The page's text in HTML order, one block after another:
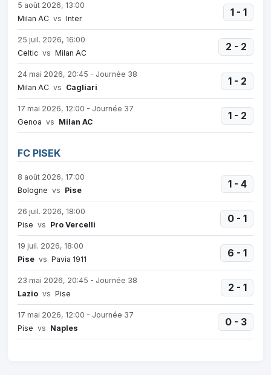
5 août 2026, 13:00
Milan AC vs Inter
1 - 1
25 juil. 2026, 16:00
Celtic vs Milan AC
2 - 2
24 mai 2026, 20:45 - Journée 38
Milan AC vs Cagliari
1 - 2
17 mai 2026, 12:00 - Journée 37
Genoa vs Milan AC
1 - 2
FC PISEK
8 août 2026, 17:00
Bologne vs Pise
1 - 4
26 juil. 2026, 18:00
Pise vs Pro Vercelli
0 - 1
19 juil. 2026, 18:00
Pise vs Pavia 1911
6 - 1
23 mai 2026, 20:45 - Journée 38
Lazio vs Pise
2 - 1
17 mai 2026, 12:00 - Journée 37
Pise vs Naples
0 - 3